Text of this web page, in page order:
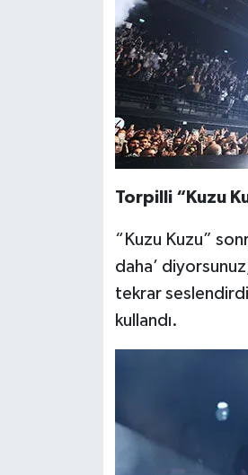
Torpilli “Kuzu
“Kuzu Kuzu”
daha’
tekrar
kullandı.